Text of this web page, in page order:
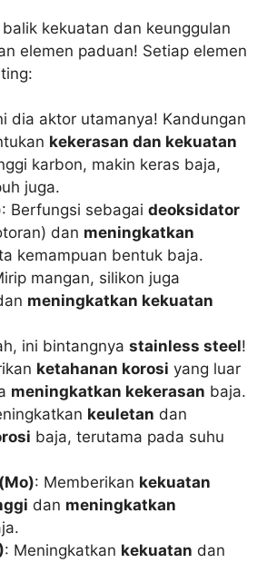
kekuatan dan keunggulan
elemen paduan! Setiap elemen
dia aktor utamanya! Kandungan
kekerasan dan kekuatan
karbon, makin keras baja,
juga.
: Berfungsi sebagaideoksidator
dan meningkatkan
kemampuan bentuk baja.
mangan, silikon juga
meningkatkan kekuatan
ini bintangnyastainless steel!
ketahanan korosi yang luar
meningkatkan kekerasan baja.
keuletan dan
baja, terutama pada suhu
: Memberikan kekuatan
dan meningkatkan
: Meningkatkan kekuatan dan